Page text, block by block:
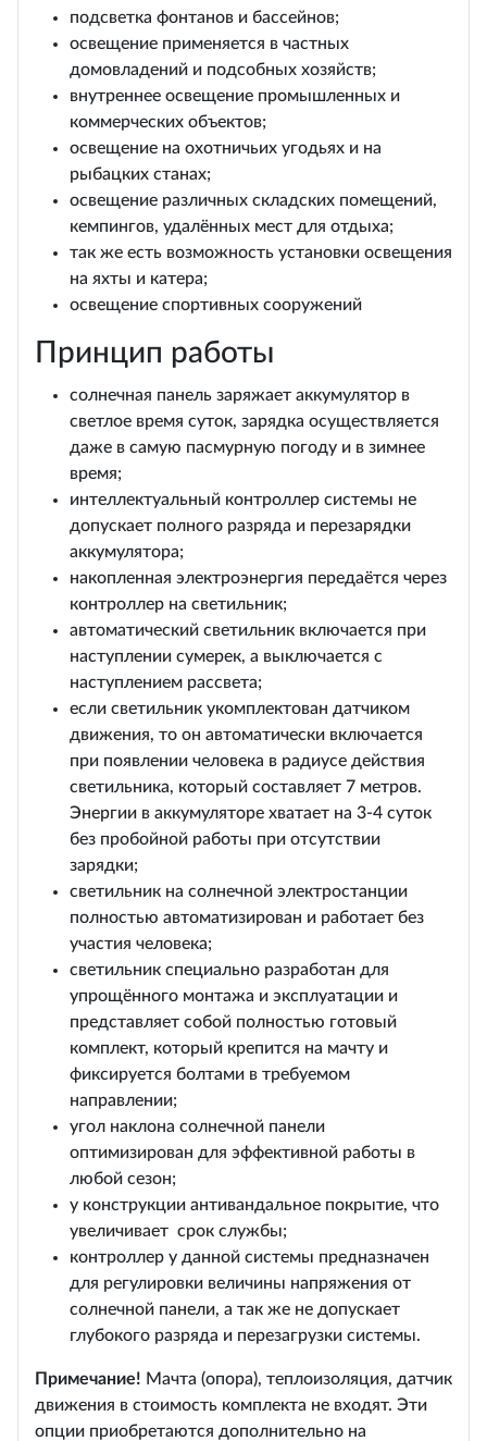
подсветка фонтанов и бассейнов;
освещение применяется в частных
домовладений и подсобных хозяйств;
внутреннее освещение промышленных и
коммерческих объектов;
освещение на охотничьих угодьях и на
рыбацких станах;
освещение различных складских помещений,
кемпингов, удалённых мест для отдыха;
так же есть возможность установки освещения
на яхты и катера;
освещение спортивных сооружений
Принцип работы
солнечная панель заряжает аккумулятор в
светлое время суток, зарядка осуществляется
даже в самую пасмурную погоду и в зимнее
время;
интеллектуальный контроллер системы не
допускает полного разряда и перезарядки
аккумулятора;
накопленная электроэнергия передаётся через
контроллер на светильник;
автоматический светильник включается при
наступлении сумерек, а выключается с
наступлением рассвета;
если светильник укомплектован датчиком
движения, то он автоматически включается
при появлении человека в радиусе действия
светильника, который составляет 7 метров.
Энергии в аккумуляторе хватает на 3-4 суток
без пробойной работы при отсутствии
зарядки;
светильник на солнечной электростанции
полностью автоматизирован и работает без
участия человека;
светильник специально разработан для
упрощённого монтажа и эксплуатации и
представляет собой полностью готовый
комплект, который крепится на мачту и
фиксируется болтами в требуемом
направлении;
угол наклона солнечной панели
оптимизирован для эффективной работы в
любой сезон;
у конструкции антивандальное покрытие, что
увеличивает срок службы;
контроллер у данной системы предназначен
для регулировки величины напряжения от
солнечной панели, а так же не допускает
глубокого разряда и перезагрузки системы.
Примечание! Мачта (опора), теплоизоляция, датчик
движения в стоимость комплекта не входят. Эти
опции приобретаются дополнительно на